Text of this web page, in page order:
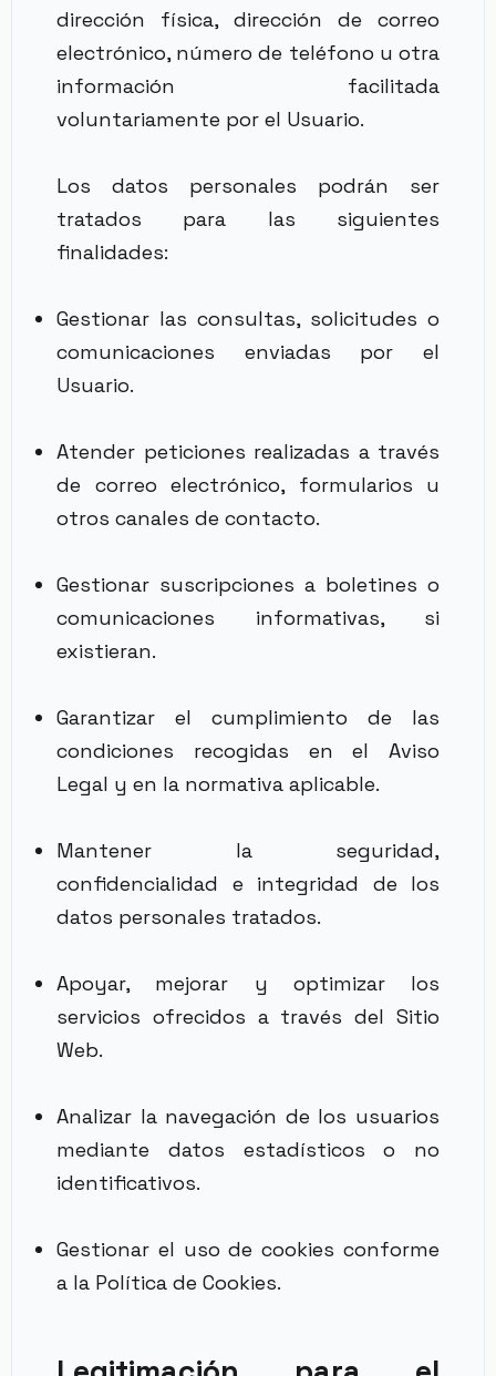
dirección física, dirección de correo
electrónico, número de teléfono u otra
información facilitada
voluntariamente por el Usuario.
Los datos personales podrán ser
tratados para las siguientes
finalidades:
Gestionar las consultas, solicitudes o
comunicaciones enviadas por el
Usuario.
Atender peticiones realizadas a través
de correo electrónico, formularios u
otros canales de contacto.
Gestionar suscripciones a boletines o
comunicaciones informativas, si
existieran.
Garantizar el cumplimiento de las
condiciones recogidas en el Aviso
Legal y en la normativa aplicable.
Mantener la seguridad,
confidencialidad e integridad de los
datos personales tratados.
Apoyar, mejorar y optimizar los
servicios ofrecidos a través del Sitio
Web.
Analizar la navegación de los usuarios
mediante datos estadísticos o no
identificativos.
Gestionar el uso de cookies conforme
a la Política de Cookies.